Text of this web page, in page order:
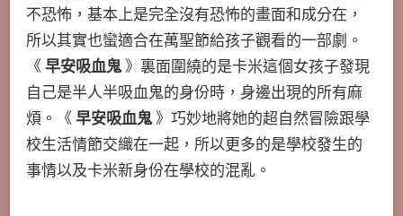
不恐怖，基本上是完全沒有恐怖的畫面和成分在，
所以其實也蠻適合在萬聖節給孩子觀看的一部劇。
《 早安吸血鬼》裏面圍繞的是卡米這個女孩子發現
自己是半人半吸血鬼的身份時，身邊出現的所有麻
煩。《 早安吸血鬼》巧妙地將她的超自然冒險跟學
校生活情節交織在一起，所以更多的是學校發生的
事情以及卡米新身份在學校的混亂。